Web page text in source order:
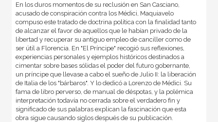
En los duros momentos de su reclusión en San Casciano,
acusado de conspiración contra los Médici, Maquiavelo
compuso este tratado de doctrina política con la finalidad tanto
de alcanzar el favor de aquellos que le habían privado de la
libertad y recuperar su antiguo empleo de canciller como de
ser útil a Florencia. En "El Príncipe" recogió sus reflexiones,
experiencias personales y ejemplos históricos destinados a
cimentar sobre bases sólidas el poder del futuro gobernante,
un príncipe que llevase a cabo el sueño de Julio II: la liberación
de Italia de los "bárbaros". Y lo dedicó a Lorenzo de Médici. Su
fama de libro perverso, de manual de déspotas, y la polémica
interpretación todavía no cerrada sobre el verdadero fin y
significado de sus palabras explican la fascinación que esta
obra sigue causando siglos después de su publicación.